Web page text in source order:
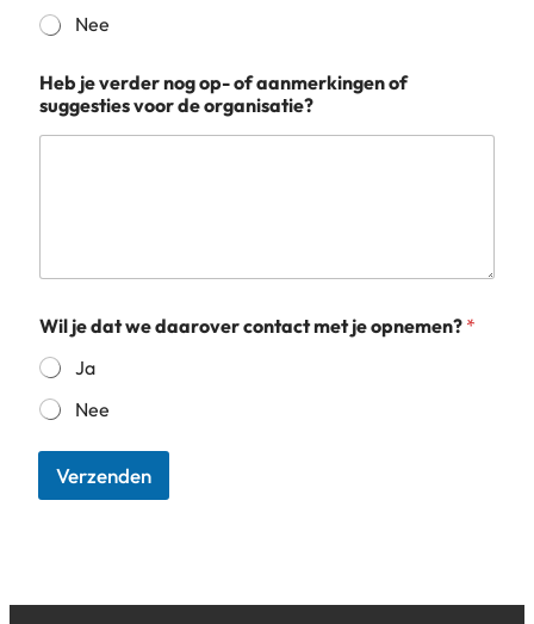
Nee
Heb je verder nog op- of aanmerkingen of
suggesties voor de organisatie?
Wil je dat we daarover contact met je opnemen? *
Ja
Nee
Verzenden